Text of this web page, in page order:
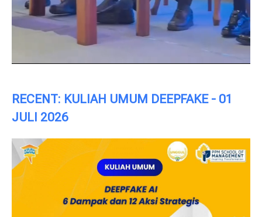
RECENT: KULIAH UMUM DEEPFAKE - 01
JULI 2026